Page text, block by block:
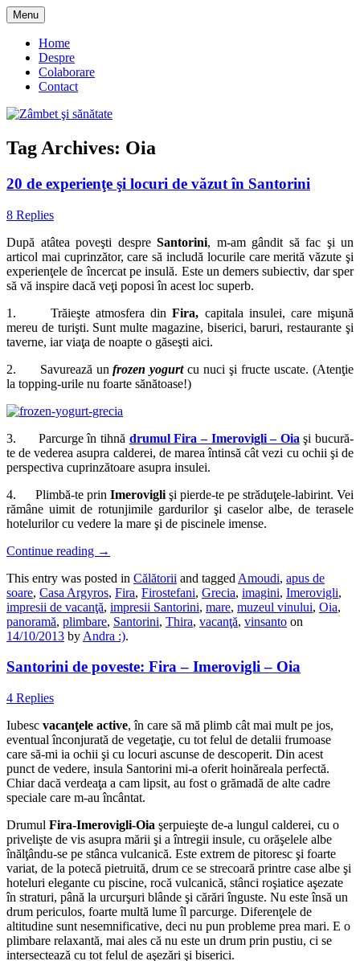
Skip
to
content
Zâmbet şi sănătate
Menu
Home
Despre
Colaborare
Contact
Tag Archives: Oia
20 de experienţe şi locuri de văzut în Santorini
8 Replies
După atâtea poveşti despre Santorini, m-am gândit să fac şi un
articol mai cuprinzător, care să includă locurile care merită văzute şi
experienţele de încercat pe insulă. Este un demers subiectiv, dar sper
să vă inspire dacă veţi poposi în acest loc superb.
1. Trăieşte atmosfera dinFira, capitala insulei, care mişună
mereu de turişti. Sunt multe magazine, biserici, baruri, restaurante şi
taverne, iar viaţa de noapte o găseşti aici.
2. Savurează unfrozen yogurtcu nuci şi fructe uscate. (Atenţie
la topping-urile nu foarte sănătoase!)
3. Parcurge în tihnă drumul Fira – Imerovigli – Oia şi bucură-
te de vederea asupra calderei, de marea întinsă cât vezi cu ochii şi de
perspectiva cuprinzătoare asupra insulei.
4. Plimbă-te prin Imerovigli şi pierde-te pe străduţele-labirint. Vei
rămâne uimit de rotunjimile gardurilor şi caselor albe, de terasele
hotelurilor cu vedere la mare şi de piscinele imense.
Continue reading →
This entry was posted in Călătorii and tagged Amoudi, apus de
soare, Casa Argyros, Fira, Firostefani, Grecia, imagini, Imerovigli,
impresii de vacanţă, impresii Santorini, mare, muzeul vinului, Oia,
panoramă, plimbare, Santorini, Thira, vacanţă, vinsanto on
14/10/2013 by Andra :).
Santorini de poveste: Fira – Imerovigli – Oia
4 Replies
Iubesc vacanţele active, în care să mă plimb cât mai mult pe jos,
eventual înconjurată de vegetaţie, cu tot felul de detalii frumoase
care să-mi ia ochii şi cu locuri ascunse de descoperit. Din acest
punct de vedere, insula Santorini mi-a oferit hoinăreala perfectă.
Chiar dacă verdeaţa a cam lipsit, au fost o grămadă de alte cadre
speciale care m-au încântat.
Drumul Fira-Imerovigli-Oia şerpuieşte de-a lungul calderei, cu o
privelişte de vis asupra mării şi a întregii insule, cu orăşelele albe
înălţându-se pe stânca vulcanică. Este extrem de pitoresc şi foarte
variat, de la potecă pietruită, drum ce se strecoară printre case albe şi
hoteluri elegante cu piscine, rocă vulcanică, stânci roşiatice aşezate
în straturi, până la urcurşuri blânde şi cărări înguste. Nu este însă un
drum periculos, foarte multă lume îl parcurge. Diferenţele de
altitudine sunt nesemnificative, deci nu pun probleme prea mari. E o
plimbare relaxantă, mai ales că nu este un drum prin pustiu, ci se
intersectează cu tot felul de aşezări şi biserici.